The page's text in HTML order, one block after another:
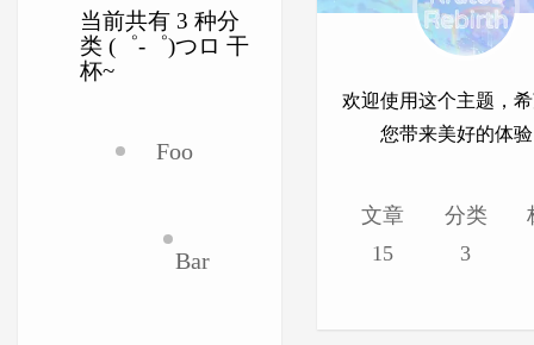
当前共有 3 种分
类 (゜-゜)つロ 干
杯~
Foo
Bar
欢迎使用这个主题，
您带来美好的体
文章
15
分类
3